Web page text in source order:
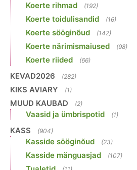
Koerte rihmad (192)
Koerte toidulisandid (16)
Koerte sööginõud (142)
Koerte närimismaiused (98)
Koerte riided (66)
KEVAD2026 (282)
KIKS AVIARY (1)
MUUD KAUBAD (2)
Vaasid ja ümbrispotid (1)
KASS (904)
Kasside sööginõud (23)
Kasside mänguasjad (107)